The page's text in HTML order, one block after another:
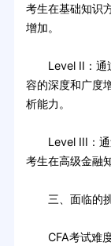
考生在基础知识
增加。
Level II：通过
容的深度和广度
析能力。
Level III：通
考生在高级金融
三、面临的
CFA考试难度